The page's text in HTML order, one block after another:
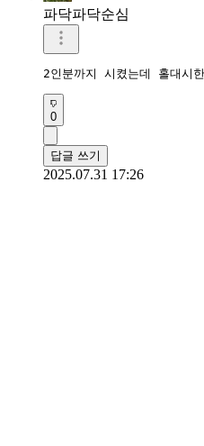
파닥파닥순심
2인분까지 시켰는데 홀대
0
답글 쓰기
2025.07.31 17:26